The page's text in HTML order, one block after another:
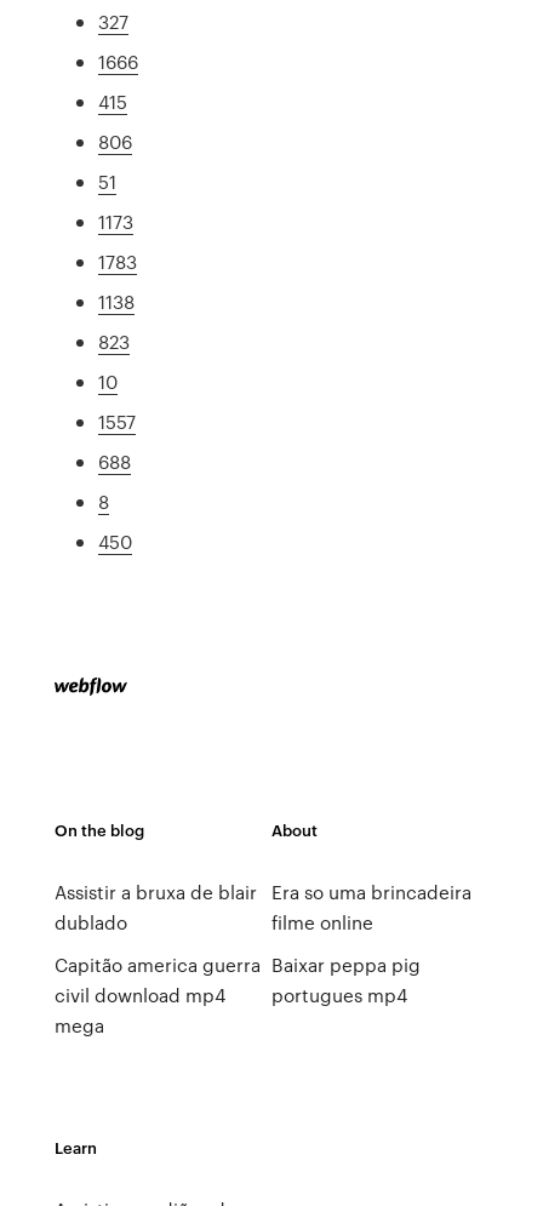
327
1666
415
806
51
1173
1783
1138
823
10
1557
688
8
450
On the blog
Assistir a bruxa de blair
dublado
Capitão america guerra
civil download mp4
mega
About
Era so uma brincadeira
filme online
Baixar peppa pig
portugues mp4
Learn